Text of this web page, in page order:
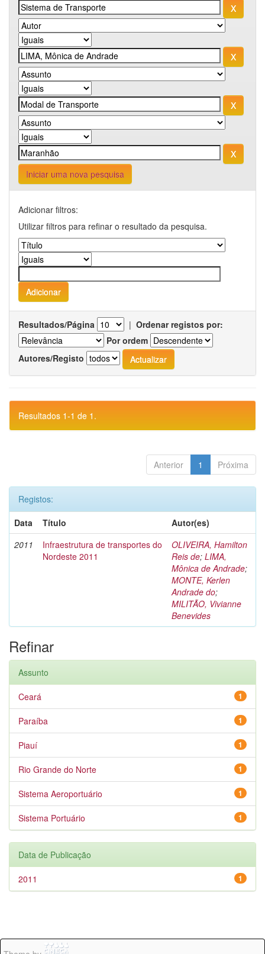
Iniciar uma nova pesquisa
Adicionar filtros:
Utilizar filtros para refinar o resultado da pesquisa.
Resultados/Página | Ordenar registos por:
Por ordem
Autores/Registo
Resultados 1-1 de 1.
Anterior 1 Próxima
Registos:
Data
Título
Autor(es)
2011
Infraestrutura de transportes do
Nordeste 2011
OLIVEIRA, Hamilton
Reis de; LIMA,
Mônica de Andrade;
MONTE, Kerlen
Andrade do;
MILITÃO, Vivianne
Benevides
Refinar
Assunto
1
Ceará
1
Paraíba
1
Piauí
1
Rio Grande do Norte
1
Sistema Aeroportuário
1
Sistema Portuário
Data de Publicação
1
2011